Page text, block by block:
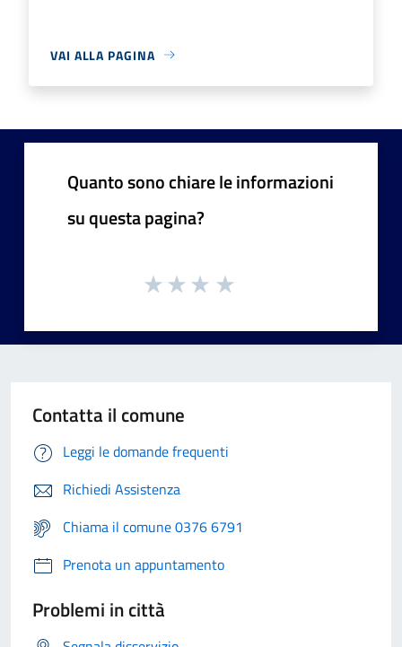
VAI ALLA PAGINA
Quanto sono chiare le informazioni
su questa pagina?
Contatta il comune
Leggi le domande frequenti
Richiedi Assistenza
Chiama il comune 0376 6791
Prenota un appuntamento
Problemi in città